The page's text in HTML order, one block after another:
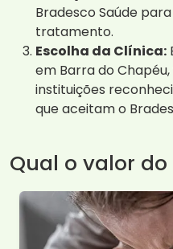
Bradesco Saúde
tratamento.
Escolha da Clínica:
em Barra do
instituições
que aceitam o
Qual o valor